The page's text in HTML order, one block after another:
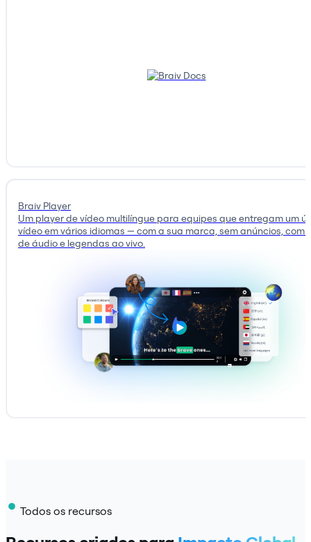
Braiv Player
Um player de vídeo multilíngue para equipes que entregam um
vídeo em vários idiomas — com a sua marca, sem anúncios, com
de áudio e legendas ao vivo.
Todos os recursos